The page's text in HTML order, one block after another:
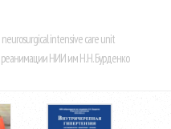
neurosurgical intensive care unit
НИИ им Н.Н. Бурденко